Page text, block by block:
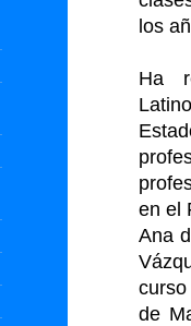
los
Ha
en el
Ana
de